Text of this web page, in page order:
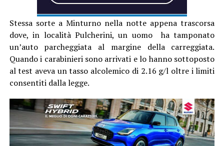
Stessa sorte a Minturno nella notte appena trascorsa
dove, in località Pulcherini, un uomo ha tamponato
un’auto parcheggiata al margine della carreggiata.
Quando i carabinieri sono arrivati e lo hanno sottoposto
al test aveva un tasso alcolemico di 2.16 g/l oltre i limiti
consentiti dalla legge.